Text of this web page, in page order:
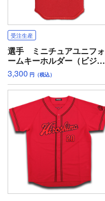
受注生産
選手 ミニチュアユニフォ
ームキーホルダー（ビジタ
ー）
3,300 円（税込）